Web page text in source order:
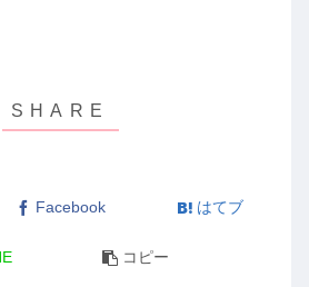
Facebook はてブ
コピー